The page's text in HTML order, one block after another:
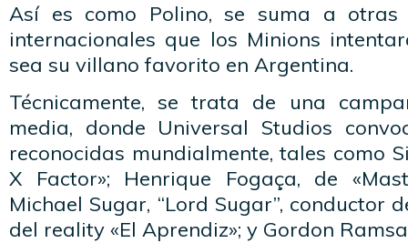
Así es como Polino, se suma a otras
internacionales que los Minions
sea su villano favorito en Argentina.
Técnicamente, se trata de una
media, donde Universal Studios
reconocidas mundialmente, tales como
X Factor»; Henrique Fogaça, de
Michael Sugar, “Lord Sugar”, conductor
del reality «El Aprendiz»; y Gordon